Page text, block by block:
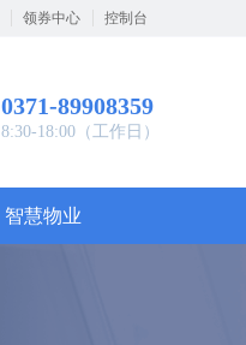
领券中心 控制台
0371-89908359
8:30-18:00（工作日）
智慧物业